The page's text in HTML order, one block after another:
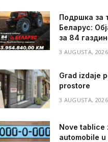
Подршка за
Беларус:
за 84
3 AUGUSTA, 2026
Grad izdaje
prostore
3 AUGUSTA, 2026
Nove tablice
automobile u